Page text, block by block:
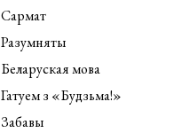
Сармат
Разумняты
Беларуская мова
Гатуем з «Будзьма!»
Забавы